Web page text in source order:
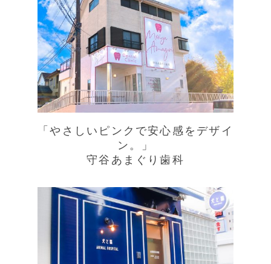
「やさしいピンクで安心感をデザイ
ン。」
守谷あまぐり歯科